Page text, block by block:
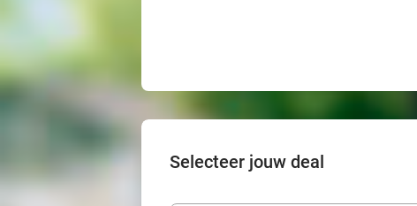
Selecteer jouw deal